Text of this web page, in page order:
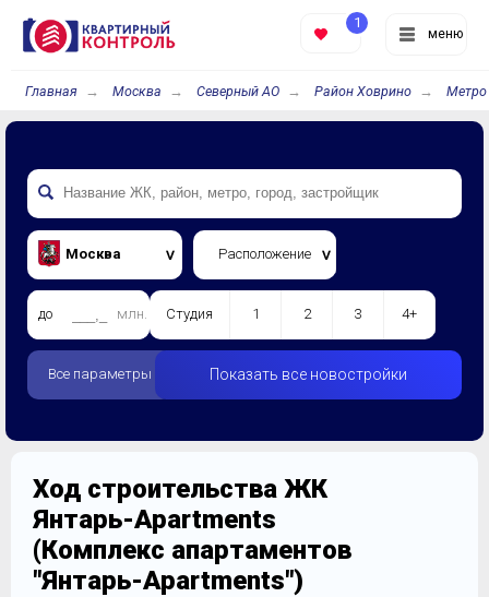
меню
1
Главная Москва Северный АО Район Ховрино Метро
Москва Расположение
до млн. Студия 1 2 3 4+
Все параметры Показать все новостройки
Ход строительства ЖК
Янтарь-Apartments
(Комплекс апартаментов
"Янтарь-Apartments")